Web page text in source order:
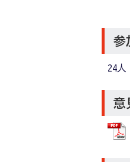
参
24人
意